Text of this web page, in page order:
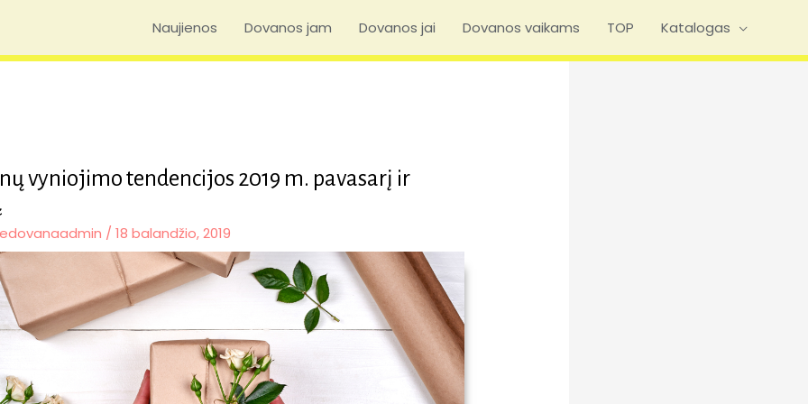
Naujienos Dovanos jam Dovanos jai Dovanos vaikams TOP Katalogas
vyniojimo tendencijos 2019 m. pavasarį ir
edovanaadmin / 18 balandžio, 2019